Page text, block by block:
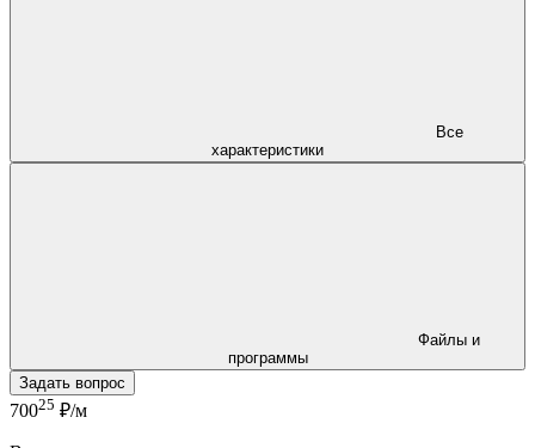
характеристики
программы
Задать вопрос
70025 ₽/м